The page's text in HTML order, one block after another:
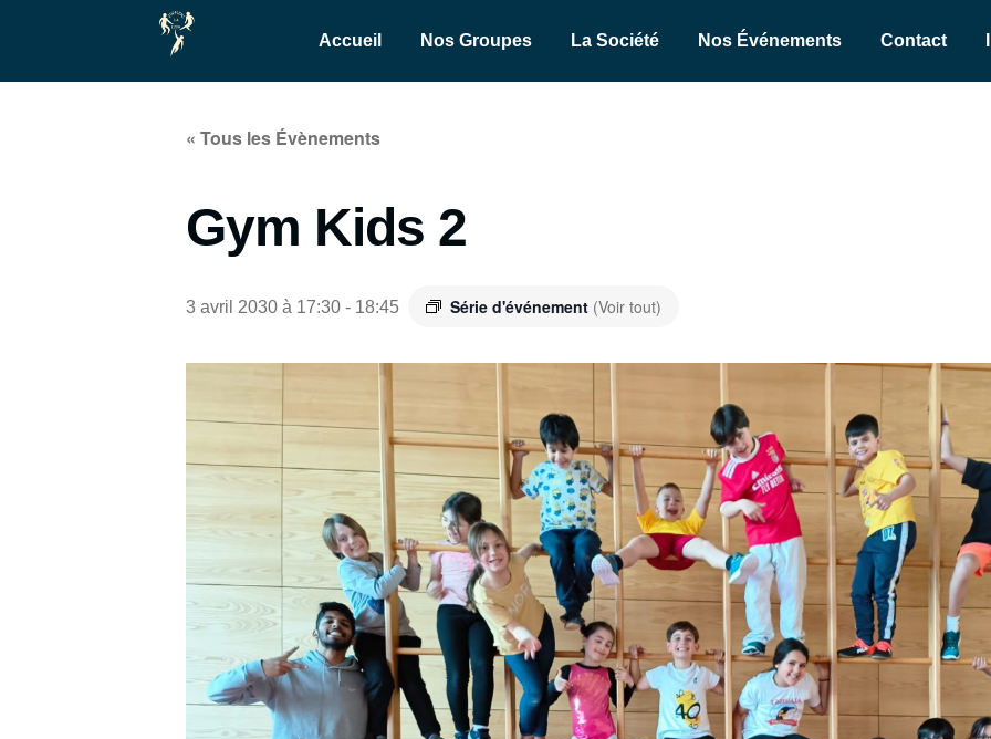
Accueil Nos Groupes La Société Nos Événements Contact
« Tous les Évènements
Gym Kids 2
3 avril 2030 à 17:30 - 18:45 Série d'événement (Voir tout)